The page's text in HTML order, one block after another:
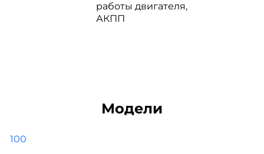
работы двигателя,
АКПП
Модели
100